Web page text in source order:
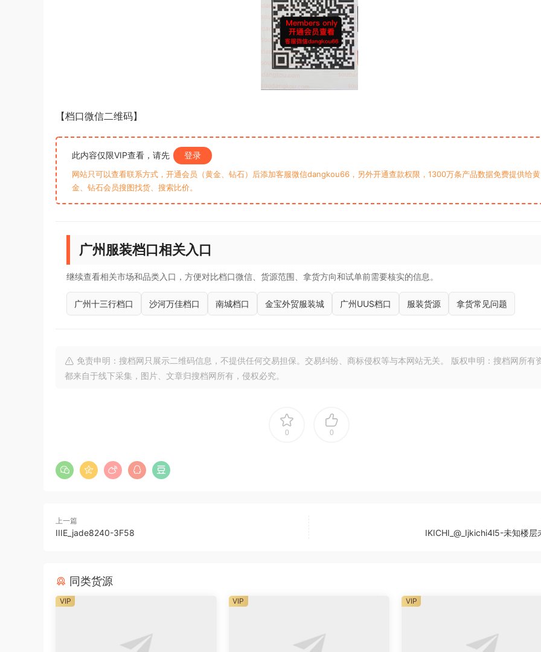
【档口微信二维码】
此内容仅限VIP查看，请先 登录
网站只可以查看联系方式，开通会员（黄金、钻石）后添加客服微信dangkou66，另外开通查款权限，1300万条产品数据免费提供给黄
金、钻石会员搜图找货、搜索比价。
广州服装档口相关入口
继续查看相关市场和品类入口，方便对比档口微信、货源范围、拿货方向和试单前需要核实的信息。
广州十三行档口 沙河万佳档口 南城档口 金宝外贸服装城 广州UUS档口 服装货源 拿货常见问题
免责申明：搜档网只展示二维码信息，不提供任何交易担保。交易纠纷、商标侵权等与本网站无关。 版权申明：搜档网所有
都来自于线下采集，图片、文章归搜档网所有，侵权必究。
0 0
上一篇
IIIE_jade8240-3F58 IKICHI_@_Ijkichi4l5-未知楼层
同类货源
VIP VIP VIP